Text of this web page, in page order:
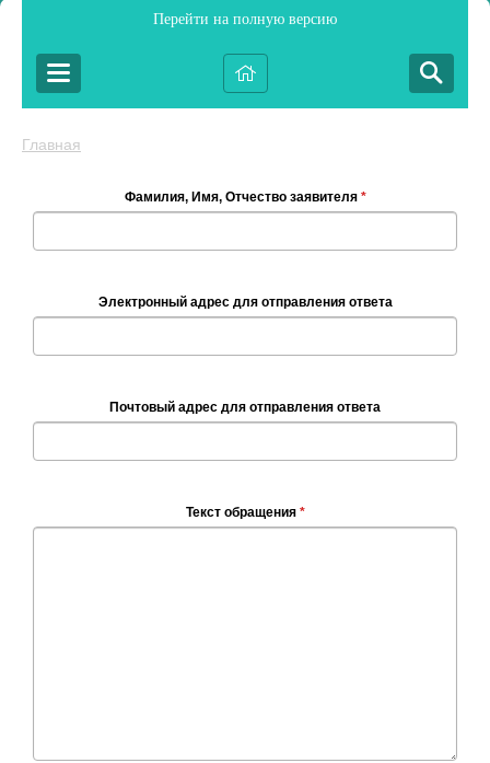
Перейти на полную версию
Главная
Фамилия, Имя, Отчество заявителя *
Электронный адрес для отправления ответа
Почтовый адрес для отправления ответа
Текст обращения *